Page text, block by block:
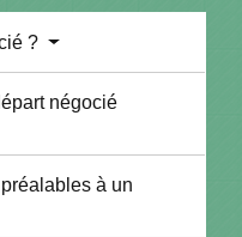
?
négocié
à un